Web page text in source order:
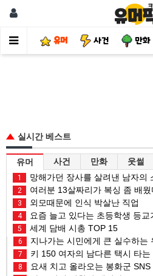
유머 사건 만화
실시간 베스트
유머 사건 만화 웃썰
1 망해가던 장사를 살려낸 남자의 소
2 여러분 13살짜리가 복싱 좀 배웠다
3 외모때문에 인식 박살난 직업
4 요즘 늘고 있다는 초등학생 등교
5 세계 담배 시총 TOP 15
6 지나가는 시민에게 큰 실수하는
7 키 150 여자의 남다른 택시 타
8 요새 치고 올라오는 봉화군 SNS